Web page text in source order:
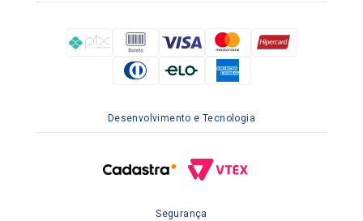
Desenvolvimento e Tecnologia
Segurança